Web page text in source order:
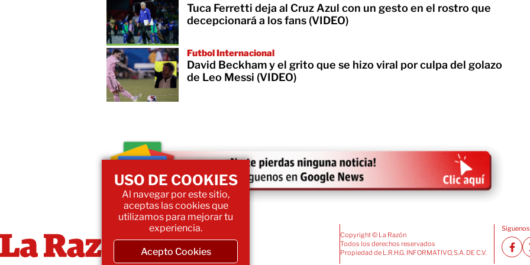
Tuca Ferretti deja al Cruz Azul con un gesto en el rostro que
decepcionará a los fans (VIDEO)
Futbol Internacional
David Beckham y el grito que se hizo viral por culpa del golazo
de Leo Messi (VIDEO)
Copyright © La Razón
Todos los derechos reservados
Propiedad de L.R.H.G. INFORMATIVO, S.A. DE C.V.
USO DE COOKIES
Al navegar por este sitio,
aceptas las cookies que
utilizamos para mejorar tu
experiencia.
Acepto Cookies